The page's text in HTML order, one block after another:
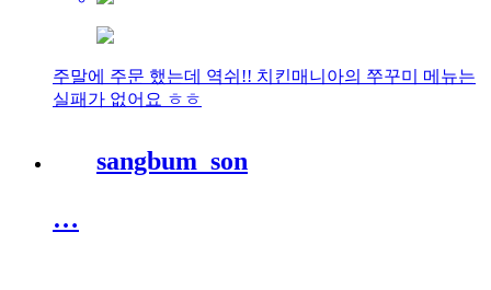
주말에 주문 했는데 역쉬!! 치킨매니아의 쭈꾸미 메뉴는
실패가 없어요 ㅎㅎ
sangbum_son
…